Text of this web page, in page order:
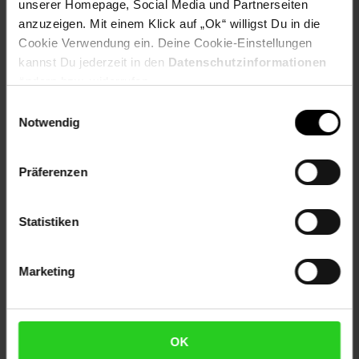
unserer Homepage, Social Media und Partnerseiten
anzuzeigen. Mit einem Klick auf „Ok“ willigst Du in die
Cookie Verwendung ein. Deine Cookie-Einstellungen
kannst Du jederzeit in den Datenschutzinformationen
Notwendig
Präferenzen
Statistiken
Marketing
OK
Artikelnummer: 2593267000
EAN: 4059382087099
Artikel gehört zur Kategorie:Tafeln & Whiteboards
Fußzeile
Weitere Online-Angebote
Netto Reisen TV-Shop Weinwelt